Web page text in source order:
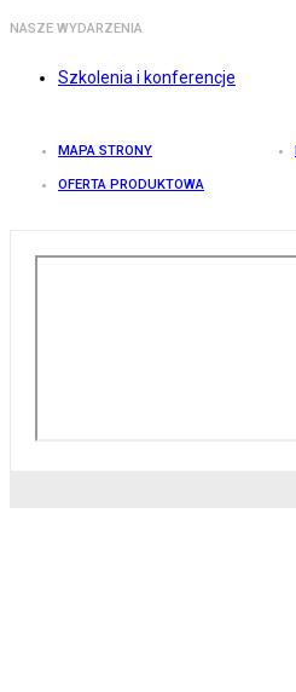
NASZE WYDARZENIA
Szkolenia i konferencje
MAPA STRONY
OFERTA PRODUKTOWA